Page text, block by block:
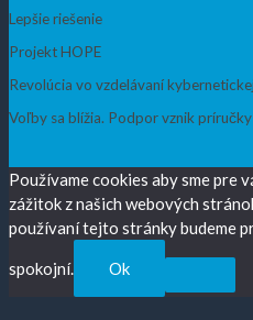
Lepšie riešenie
Projekt HOPE
Revolúcia vo vzdelávaní
Voľby sa blížia. Podpor vznik
Používame cookies aby sme pre
zážitok z našich webových
používaní tejto stránky budeme
spokojní. Ok